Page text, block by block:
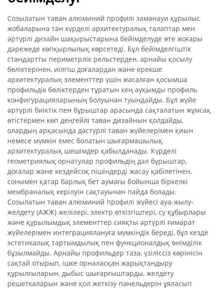
Созылатын таван алюминий профилі заманауи құрылыс
жобаларына тән күрделі архитектуралық талаптар мен
әртүрлі дизайн шақырыстарына бейімделуде өте жоғары
дәрежеде көпқырлылық көрсетеді. Бұл бейімделгіштік
стандартты периметрлік рельстерден, арнайы қосылу
бөліктерінен, иілгіш доғалардан және ерекше
архитектуралық элементтер үшін жасалған қосымша
профильдік бөліктерден тұратын кең ауқымды профиль
конфигурацияларының болуынан туындайды. Бұл жүйе
әртүрлі биіктік пен бұрыштар арасында сақталатын жұмсақ
өтістермен көп деңгейлі таван дизайнын қолдайды,
олардың арқасында дәстүрлі таван жүйелерімен қиын
немесе мүмкін емес болатын шығармашылық
архитектуралық шешімдер қабылданады. Күрделі
геометриялық орнатулар профильдің дәл бұрыштар,
доғалар және кездейсоқ пішіндерді жасау қабілетінен,
сонымен қатар барлық бет аумағы бойынша біркелкі
мембраналық керілуін сақтауынан пайда болады.
Созылатын таван алюминий профилі жүйесі ауа-жылу-
желдету (АЖЖ) желілері, электр өткізгіштері, су құбырлары
және құрылымдық элементтер сияқты әртүрлі ғимарат
жүйелерімен интеграциялануға мүмкіндік береді, бұл кезде
эстетикалық тартымдылық пен функционалдық өнімділік
бұзылмайды. Арнайы профильдер таза, үзіліссіз көрінісін
сақтай отырып, ішке орналасқан жарықтандыру
құрылғыларын, дыбыс шығарғыштарды, желдету
решеткаларын және қол жеткізу панельдерін ұяласып